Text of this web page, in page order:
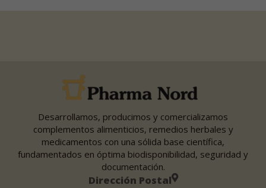
Desarrollamos, producimos y comercializamos
complementos alimenticios, remedios herbales y
medicamentos con una sólida base científica,
fundamentados en óptima biodisponibilidad, seguridad y
documentación.
Dirección Postal